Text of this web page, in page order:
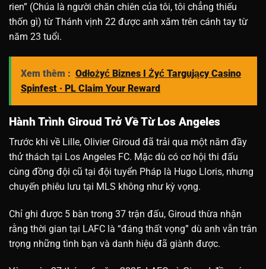
rien” (Chúa là người chăn chiên của tôi, tôi chẳng thiếu
thốn gì) từ Thánh vịnh 22 được anh xăm trên cánh tay từ
năm 23 tuổi.
Xem thêm : Odłożyć Biznes I Żyć Targujący Casino
Spinfest · PL Claim Your Reward
Hành Trình Giroud Trở Về Từ Los Angeles
Trước khi về Lille, Olivier Giroud đã trải qua một năm đầy
thử thách tại Los Angeles FC. Mặc dù có cơ hội thi đấu
cùng đồng đội cũ tại đội tuyển Pháp là Hugo Lloris, nhưng
chuyến phiêu lưu tại MLS không như kỳ vọng.
Chỉ ghi được 5 bàn trong 37 trận đấu, Giroud thừa nhận
rằng thời gian tại LAFC là “đáng thất vọng” dù anh vẫn trân
trọng những tình bạn và danh hiệu đã giành được.